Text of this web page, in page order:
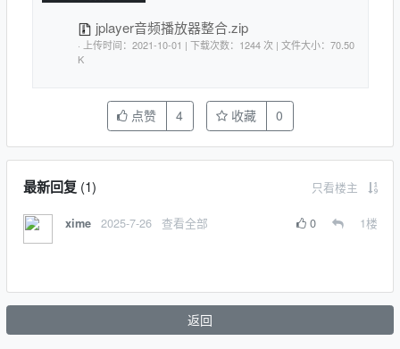
jplayer音频播放器整合.zip
· 上传时间：2021-10-01 | 下载次数：1244 次 | 文件大小：70.50
K
点赞 4 收藏 0
最新回复(1) 只看楼主
xime 2025-7-26 查看全部 0 1楼
返回